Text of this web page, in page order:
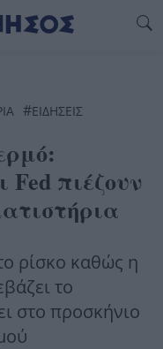
#ΕΙΔΗΣΕΙΣ
πιέζουν
ρίσκο καθώς η
το
στο προσκήνιο